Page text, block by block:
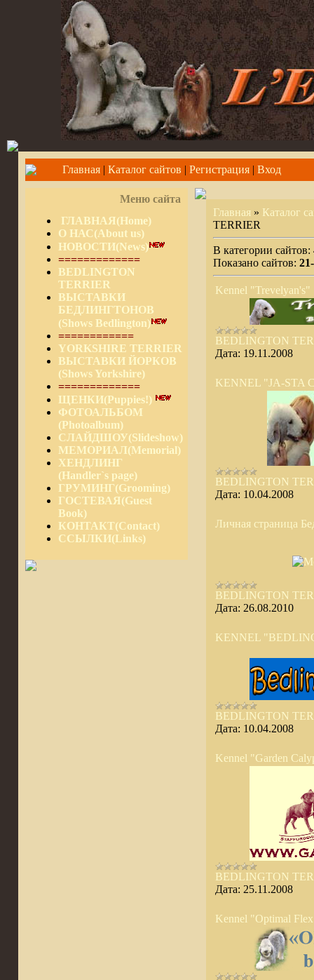
Главная| Каталог сайтов | Регистрация| Вход
Меню сайта
ГЛАВНАЯ(Home)
О НАС(About us)
НОВОСТИ(News)
=============
BEDLINGTON
TERRIER
ВЫСТАВКИ
БЕДЛИНГТОНОВ
(Shows Bedlington)
============
YORKSHIRE TERRIER
ВЫСТАВКИ ЙОРКОВ
(Shows Yorkshire)
=============
ЩЕНКИ(Puppies!)
ФОТОАЛЬБОМ
(Photoalbum)
СЛАЙДШОУ(Slideshow)
МЕМОРИАЛ(Memorial)
ХЕНДЛИНГ
(Handler`s page)
ГРУМИНГ(Grooming)
ГОСТЕВАЯ(Guest
Book)
КОНТАКТ(Contact)
ССЫЛКИ(Links)
Главная» Каталог
TERRIER
В категории сайтов:
Показано сайтов:
Kennel "Trevelyan's"
BEDLINGTON
Дата: 19.11.2008
KENNEL "JA-STA
BEDLINGTON
Дата: 10.04.2008
Личная страница
BEDLINGTON
Дата: 26.08.2010
KENNEL
BEDLINGTON
Дата: 10.04.2008
Kennel "Garden
BEDLINGTON
Дата: 25.11.2008
Kennel "Optimal